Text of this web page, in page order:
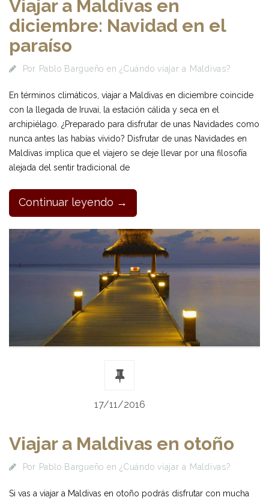
Viajar a Maldivas en
diciembre: Navidad en el
paraíso
Por Pablo Bargueño en ¿Cuándo viajar a Maldivas?
En términos climáticos, viajar a Maldivas en diciembre coincide
con la llegada de Iruvai, la estación cálida y seca en el
archipiélago. ¿Preparado para disfrutar de unas Navidades como
nunca antes las habías vivido? Disfrutar de unas Navidades en
Maldivas implica que el viajero se deje llevar por una filosofía
alejada del sentir tradicional de
Continuar leyendo →
17/11/2016
Viajar a Maldivas en otoño
Por Pablo Bargueño en ¿Cuándo viajar a Maldivas?
Si vas a viajar a Maldivas en otoño podrás disfrutar con mucha